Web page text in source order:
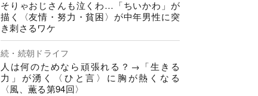
そりゃおじさんも泣くわ…「ちいかわ」が
描く〈友情・努力・貧困〉が中年男性に突
き刺さるワケ
続・続朝ドライフ
人は何のためなら頑張れる？→「生きる
力」が湧く〈ひと言〉に胸が熱くなる
〈風、薫る第94回〉